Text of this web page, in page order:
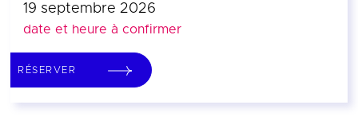
19 septembre 2026
date et heure à confirmer
RÉSERVER